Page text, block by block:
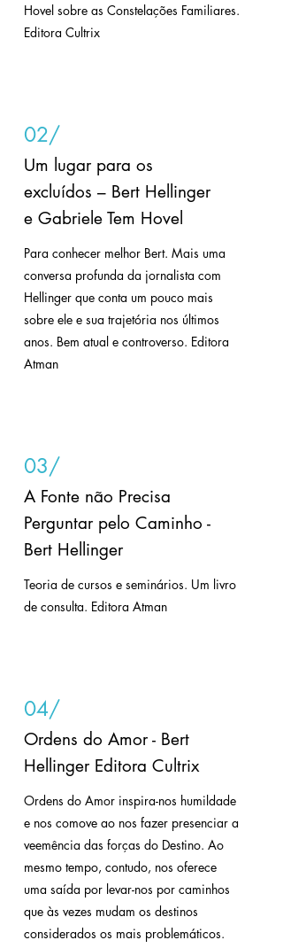
Hovel sobre as Constelações Familiares.
Editora Cultrix
02/
Um lugar para os
excluídos – Bert Hellinger
e Gabriele Tem Hovel
Para conhecer melhor Bert. Mais uma
conversa profunda da jornalista com
Hellinger que conta um pouco mais
sobre ele e sua trajetória nos últimos
anos. Bem atual e controverso. Editora
Atman
03/
A Fonte não Precisa
Perguntar pelo Caminho -
Bert Hellinger
Teoria de cursos e seminários. Um livro
de consulta. Editora Atman
04/
Ordens do Amor - Bert
Hellinger Editora Cultrix
Ordens do Amor inspira-nos humildade
e nos comove ao nos fazer presenciar a
veemência das forças do Destino. Ao
mesmo tempo, contudo, nos oferece
uma saída por levar-nos por caminhos
que às vezes mudam os destinos
considerados os mais problemáticos.